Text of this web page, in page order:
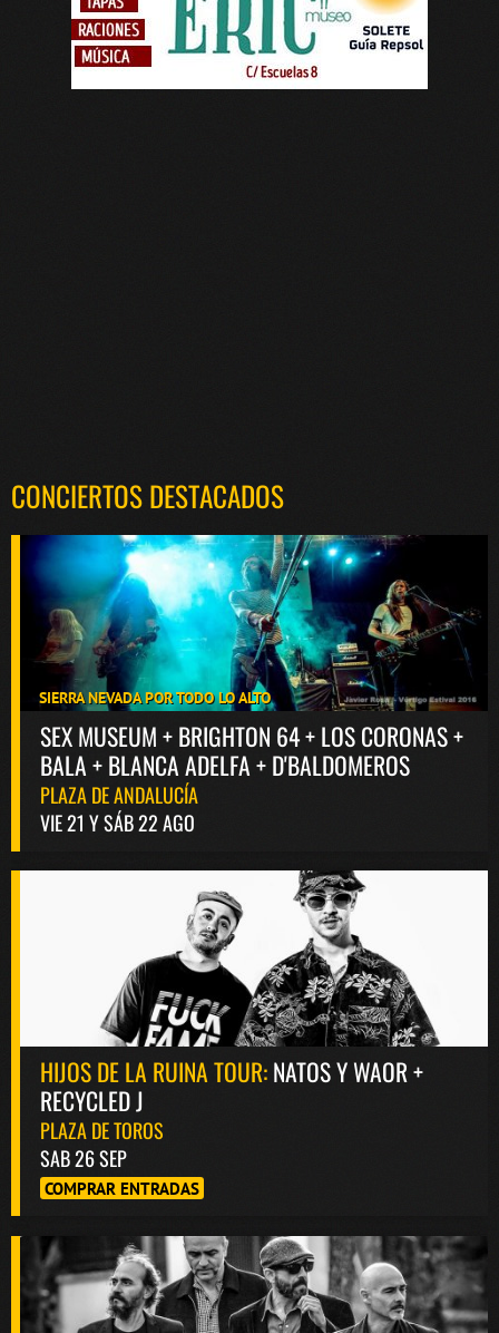
CONCIERTOS DESTACADOS
SIERRA NEVADA POR TODO LO ALTO
SEX MUSEUM + BRIGHTON 64 + LOS CORONAS +
BALA + BLANCA ADELFA + D'BALDOMEROS
PLAZA DE ANDALUCÍA
VIE 21 Y SÁB 22 AGO
HIJOS DE LA RUINA TOUR:NATOS Y WAOR +
RECYCLED J
PLAZA DE TOROS
SAB 26 SEP
COMPRAR ENTRADAS